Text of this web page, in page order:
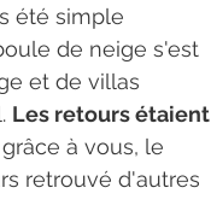
été simple
de neige s'est
et de villas
Les retours étaient
à vous, le
retrouvé d'autres